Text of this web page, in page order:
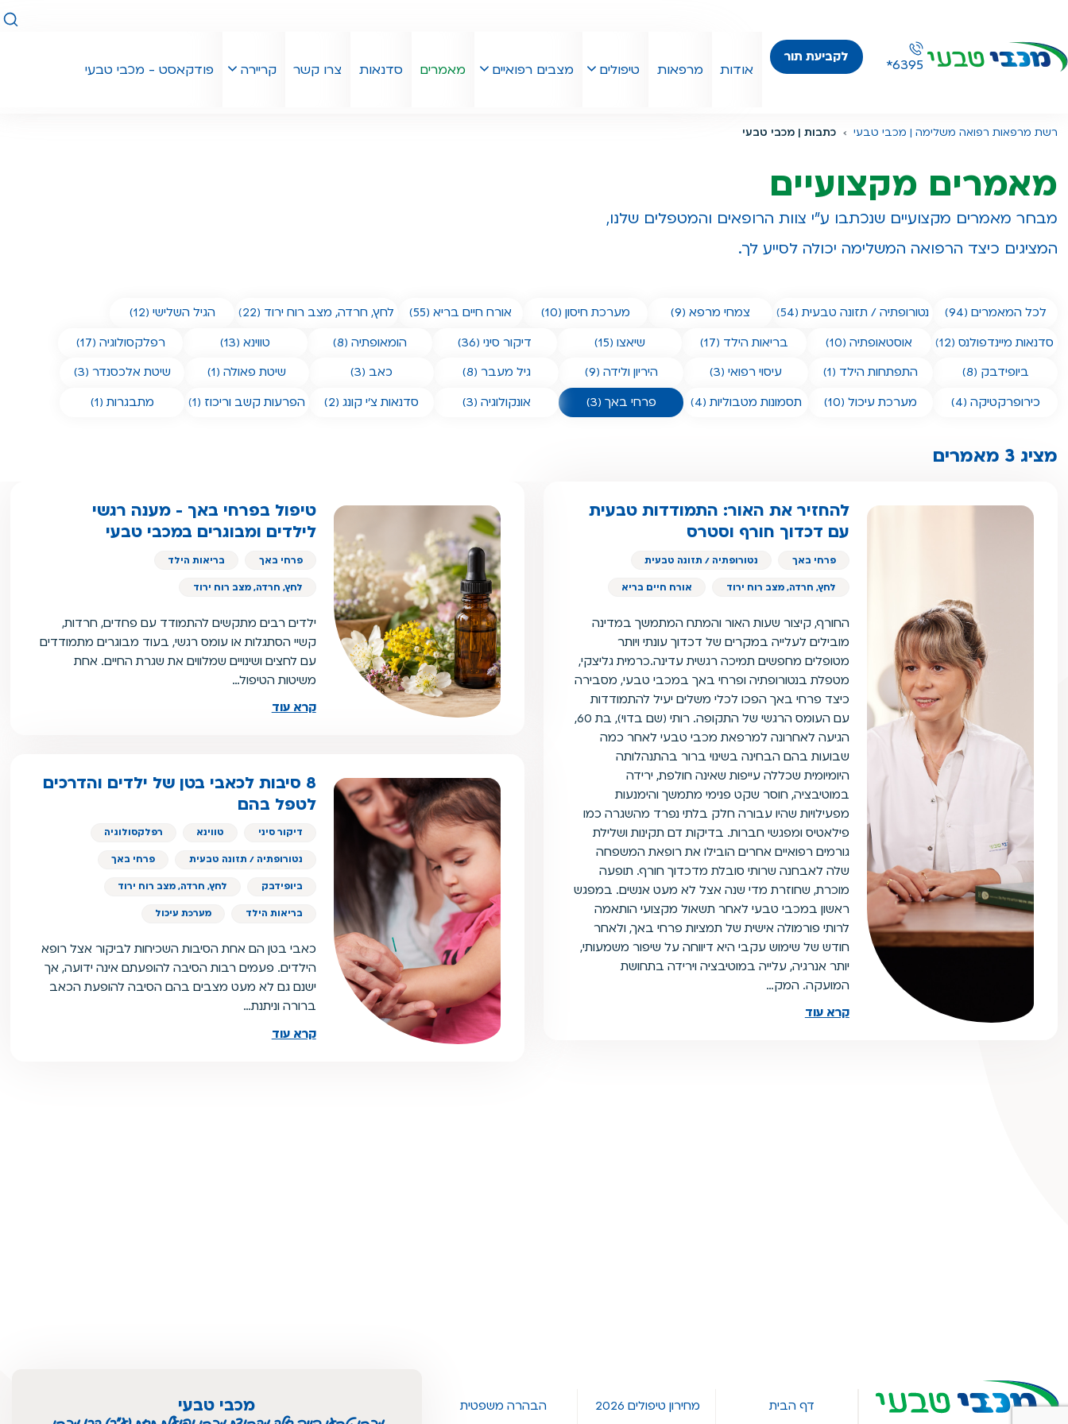
*6395 לקביעת תור
אודות מרפאות טיפולים מצבים רפואיים מאמרים סדנאות צרו קשר קריירה פודקאסט - מכבי טבעי
רשת מרפאות רפואה משלימה | מכבי טבעי כתבות | מכבי טבעי
מאמרים מקצועיים
מבחר מאמרים מקצועיים שנכתבו ע"י צוות הרופאים והמטפלים שלנו,
המציגים כיצד הרפואה המשלימה יכולה לסייע לך.
לכל המאמרים (94) נטורופתיה / תזונה טבעית (54) צמחי מרפא (9) מערכת חיסון (10) אורח חיים בריא (55) לחץ, חרדה, מצב רוח ירוד (22)
הגיל השלישי (12)
סדנאות מיינדפולנס (12)
אוסטאופתיה (10) בריאות הילד (17) שיאצו (15) דיקור סיני (36) הומאופתיה (8) טווינא (13)
רפלקסולוגיה (17)
ביופידבק (8)
התפתחות הילד (1) עיסוי רפואי (3) היריון ולידה (9) גיל מעבר (8) כאב (3) שיטת פאולה (1)
שיטת אלכסנדר (3)
כירופרקטיקה (4)
מערכת עיכול (10) תסמונות מטבוליות (4) פרחי באך (3) אונקולוגיה (3) סדנאות צ'י קונג (2) הפרעות קשב וריכוז (1) מתבגרות (1)
מציג 3 מאמרים
להחזיר את האור: התמודדות טבעית
עם דכדוך חורף וסטרס
פרחי באך נטורופתיה / תזונה טבעית
לחץ, חרדה, מצב רוח ירוד אורח חיים בריא
החורף, קיצור שעות האור והמתח המתמשך במדינה
מובילים לעלייה במקרים של דכדוך עונתי ויותר
מטופלים מחפשים תמיכה רגשית עדינה.כרמית גליצקי,
מטפלת בנטורופתיה ופרחי באך במכבי טבעי, מסבירה
כיצד פרחי באך הפכו לכלי משלים יעיל להתמודדות
עם העומס הרגשי של התקופה. רותי (שם בדוי), בת 60,
הגיעה לאחרונה למרפאת מכבי טבעי לאחר כמה
שבועות בהם הבחינה בשינוי ברור בהתנהלותה
היומיומית שכללה עייפות שאינה חולפת, ירידה
במוטיבציה, חוסר שקט פנימי מתמשך והימנעות
מפעילויות שהיו עבורה חלק בלתי נפרד מהשגרה כמו
פילאטיס ומפגשי חברות. בדיקות דם תקינות ושלילת
גורמים רפואיים אחרים הובילו את רופאת המשפחה
שלה לאבחנה שרותי סובלת מדכדוך חורף. תופעה
מוכרת, שחוזרת מדי שנה אצל לא מעט אנשים. במפגש
ראשון במכבי טבעי לאחר תשאול מקצועי הותאמה
לרותי פורמולה אישית של תמציות פרחי באך, ולאחר
חודש של שימוש עקבי היא דיווחה על שיפור משמעותי,
יותר אנרגיה, עלייה במוטיבציה וירידה בתחושת
המועקה. המק…
קרא עוד
טיפול בפרחי באך - מענה רגשי
לילדים ומבוגרים במכבי טבעי
פרחי באך בריאות הילד
לחץ, חרדה, מצב רוח ירוד
ילדים רבים מתקשים להתמודד עם פחדים, חרדות,
קשיי הסתגלות או עומס רגשי, בעוד מבוגרים מתמודדים
עם לחצים ושינויים שמלווים את שגרת החיים. אחת
משיטות הטיפול…
קרא עוד
8 סיבות לכאבי בטן של ילדים והדרכים
לטפל בהם
דיקור סיני טווינא רפלקסולוגיה
נטורופתיה / תזונה טבעית פרחי באך
ביופידבק לחץ, חרדה, מצב רוח ירוד
בריאות הילד מערכת עיכול
כאבי בטן הם אחת הסיבות השכיחות לביקור אצל רופא
הילדים. פעמים רבות הסיבה להופעתם אינה ידועה, אך
ישנם גם לא מעט מצבים בהם הסיבה להופעת הכאב
ברורה וניתנת…
קרא עוד
דף הבית מחירון טיפולים 2026 הבהרה משפטית מכבי טבעי